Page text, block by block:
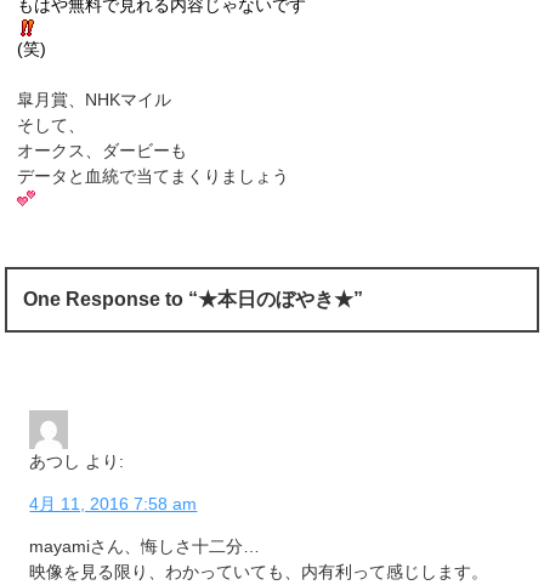
もはや無料で見れる内容じゃないです
(笑)
皐月賞、NHKマイル
そして、
オークス、ダービーも
データと血統で当てまくりましょう
One Response to “★本日のぼやき★”
あつし より:
4月 11, 2016 7:58 am
mayamiさん、悔しさ十二分…
映像を見る限り、わかっていても、内有利って感じします。